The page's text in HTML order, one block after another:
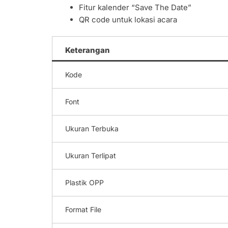
Fitur kalender “Save The Date”
QR code untuk lokasi acara
Keterangan
Kode
Font
Ukuran Terbuka
Ukuran Terlipat
Plastik OPP
Format File